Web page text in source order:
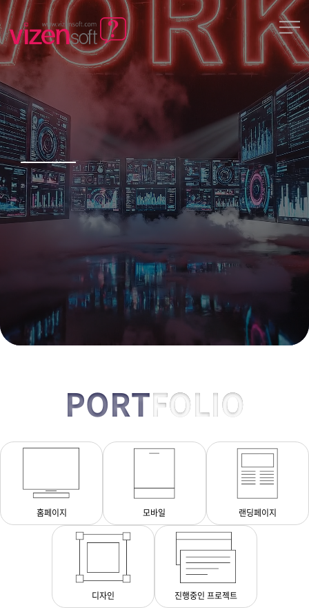
PORTFOLIO
홈페이지 모바일 랜딩페이지
디자인 진행중인 프로젝트